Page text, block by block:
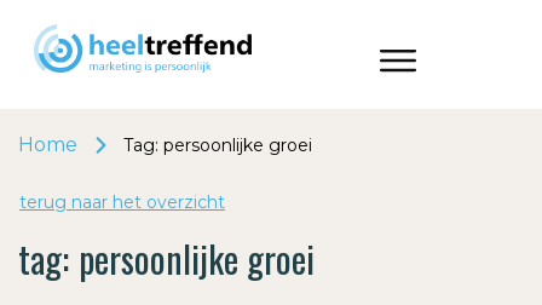
Home Tag: persoonlijke groei
terug naar het overzicht
tag: persoonlijke groei